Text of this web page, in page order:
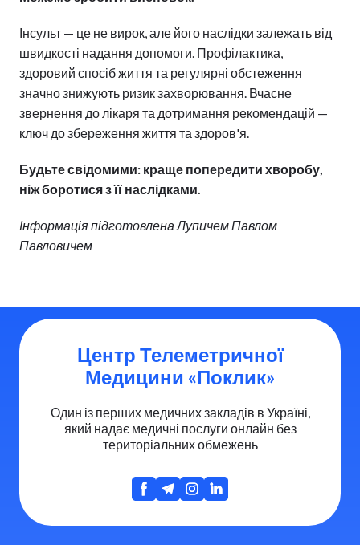
Інсульт — це не вирок, але його наслідки залежать від
швидкості надання допомоги. Профілактика,
здоровий спосіб життя та регулярні обстеження
значно знижують ризик захворювання. Вчасне
звернення до лікаря та дотримання рекомендацій —
ключ до збереження життя та здоров'я.
Будьте свідомими: краще попередити хворобу,
ніж боротися з її наслідками.
Інформація підготовлена ​​Лупичем Павлом
Павловичем
Центр Телеметричної
Медицини «Поклик»
Один із перших медичних закладів в Україні,
який надає медичні послуги онлайн без
територіальних обмежень